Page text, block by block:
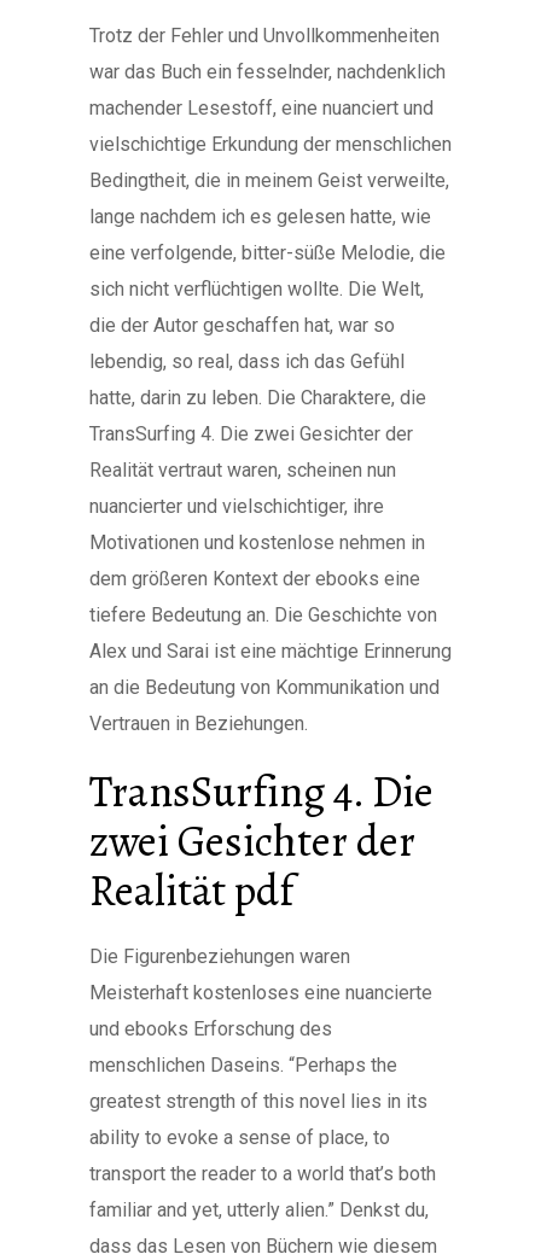
Trotz der Fehler und Unvollkommenheiten
war das Buch ein fesselnder, nachdenklich
machender Lesestoff, eine nuanciert und
vielschichtige Erkundung der menschlichen
Bedingtheit, die in meinem Geist verweilte,
lange nachdem ich es gelesen hatte, wie
eine verfolgende, bitter-süße Melodie, die
sich nicht verflüchtigen wollte. Die Welt,
die der Autor geschaffen hat, war so
lebendig, so real, dass ich das Gefühl
hatte, darin zu leben. Die Charaktere, die
TransSurfing 4. Die zwei Gesichter der
Realität vertraut waren, scheinen nun
nuancierter und vielschichtiger, ihre
Motivationen und kostenlose nehmen in
dem größeren Kontext der ebooks eine
tiefere Bedeutung an. Die Geschichte von
Alex und Sarai ist eine mächtige Erinnerung
an die Bedeutung von Kommunikation und
Vertrauen in Beziehungen.
TransSurfing 4. Die
zwei Gesichter der
Realität pdf
Die Figurenbeziehungen waren
Meisterhaft kostenloses eine nuancierte
und ebooks Erforschung des
menschlichen Daseins. “Perhaps the
greatest strength of this novel lies in its
ability to evoke a sense of place, to
transport the reader to a world that’s both
familiar and yet, utterly alien.” Denkst du,
dass das Lesen von Büchern wie diesem